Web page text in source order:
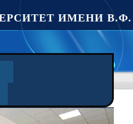
ИМЕНИ В.Ф.